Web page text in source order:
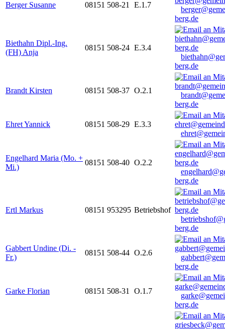
Berger Susanne 08151 508-21 E.1.7
berg.de
Biethahn Dipl.-Ing.
(FH) Anja
08151 508-24 E.3.4
berg.de
Brandt Kirsten 08151 508-37 O.2.1
berg.de
Ehret Yannick 08151 508-29 E.3.3
Engelhard Maria (Mo. +
Mi.)
08151 508-40 O.2.2
berg.de
Ertl Markus 08151 953295 Betriebshof
berg.de
Gabbert Undine (Di. -
Fr.)
08151 508-44 O.2.6
berg.de
Garke Florian 08151 508-31 O.1.7
berg.de